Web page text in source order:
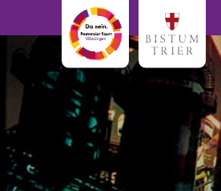
Zum Inhalt springen